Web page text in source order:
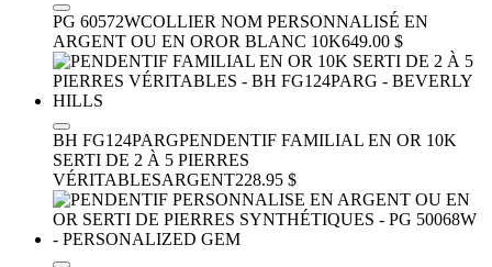
PG 60572WCOLLIER NOM PERSONNALISÉ EN
ARGENT OU EN OROR BLANC 10K649.00 $
BH FG124PARGPENDENTIF FAMILIAL EN OR 10K
SERTI DE 2 À 5 PIERRES
VÉRITABLESARGENT228.95 $